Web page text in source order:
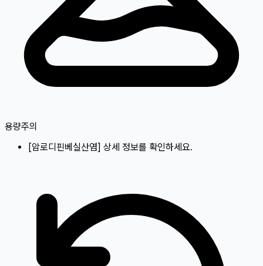
용량주의
[암로디핀베실산염] 상세 정보를 확인하세요.